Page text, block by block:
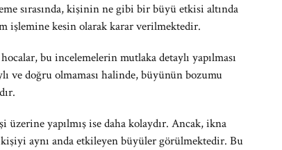
sırasında, kişinin ne gibi bir büyü etkisi altında
işlemine kesin olarak karar verilmektedir.
bu incelemelerin mutlaka detaylı yapılması
ve doğru olmaması halinde, büyünün bozumu
üzerine yapılmış ise daha kolaydır. Ancak, ikna
aynı anda etkileyen büyüler görülmektedir. Bu